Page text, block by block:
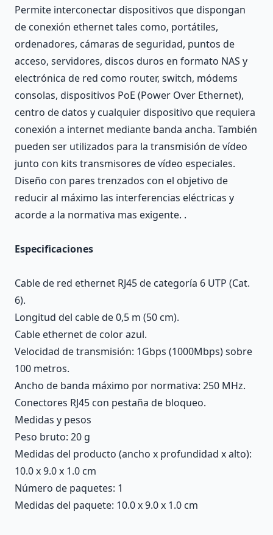
Permite interconectar dispositivos que dispongan
de conexión ethernet tales como, portátiles,
ordenadores, cámaras de seguridad, puntos de
acceso, servidores, discos duros en formato NAS y
electrónica de red como router, switch, módems
consolas, dispositivos PoE (Power Over Ethernet),
centro de datos y cualquier dispositivo que requiera
conexión a internet mediante banda ancha. También
pueden ser utilizados para la transmisión de vídeo
junto con kits transmisores de vídeo especiales.
Diseño con pares trenzados con el objetivo de
reducir al máximo las interferencias eléctricas y
acorde a la normativa mas exigente. .
Especificaciones
Cable de red ethernet RJ45 de categoría 6 UTP (Cat.
6).
Longitud del cable de 0,5 m (50 cm).
Cable ethernet de color azul.
Velocidad de transmisión: 1Gbps (1000Mbps) sobre
100 metros.
Ancho de banda máximo por normativa: 250 MHz.
Conectores RJ45 con pestaña de bloqueo.
Medidas y pesos
Peso bruto: 20 g
Medidas del producto (ancho x profundidad x alto):
10.0 x 9.0 x 1.0 cm
Número de paquetes: 1
Medidas del paquete: 10.0 x 9.0 x 1.0 cm